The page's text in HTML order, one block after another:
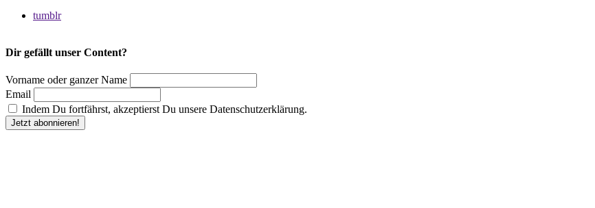
tumblr
Dir gefällt unser Content?
Vorname oder ganzer Name
Email
Indem Du fortfährst, akzeptierst Du unsere Datenschutzerklärung.